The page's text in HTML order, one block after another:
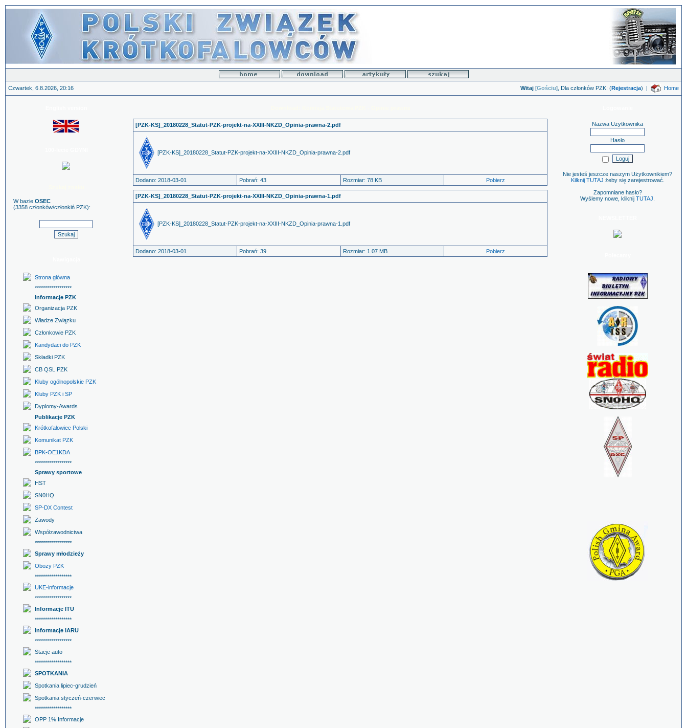
Czwartek, 6.8.2026, 20:16 Witaj [Gościu], Dla członków PZK: (Rejestracja) | Home
W bazie OSEC
(3358 członków/członkiń PZK):
Strona główna
******************
Informacje PZK
Organizacja PZK
Władze Związku
Członkowie PZK
Kandydaci do PZK
Składki PZK
CB QSL PZK
Kluby ogólnopolskie PZK
Kluby PZK i SP
Dyplomy-Awards
Publikacje PZK
Krótkofalowiec Polski
Komunikat PZK
BPK-OE1KDA
******************
Sprawy sportowe
HST
SN0HQ
SP-DX Contest
Zawody
Współzawodnictwa
******************
Sprawy młodzieży
Obozy PZK
******************
UKE-informacje
******************
Informacje ITU
******************
Informacje IARU
******************
Stacje auto
******************
SPOTKANIA
Spotkania lipiec-grudzień
Spotkania styczeń-czerwiec
******************
OPP 1% Informacje
[PZK-KS]_20180228_Statut-PZK-projekt-na-XXIII-NKZD_Opinia-prawna-2.pdf
[PZK-KS]_20180228_Statut-PZK-projekt-na-XXIII-NKZD_Opinia-prawna-2.pdf
Dodano: 2018-03-01 Pobrań: 43 Rozmiar: 78 KB Pobierz
[PZK-KS]_20180228_Statut-PZK-projekt-na-XXIII-NKZD_Opinia-prawna-1.pdf
[PZK-KS]_20180228_Statut-PZK-projekt-na-XXIII-NKZD_Opinia-prawna-1.pdf
Dodano: 2018-03-01 Pobrań: 39 Rozmiar: 1.07 MB Pobierz
Nazwa Użytkownika
Hasło
Nie jesteś jeszcze naszym Użytkownikiem?
Kilknij TUTAJ żeby się zarejestrować.
Zapomniane hasło?
Wyślemy nowe, kliknij TUTAJ